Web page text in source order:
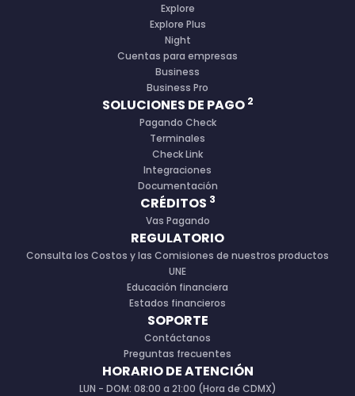
Explore
Explore Plus
Night
Cuentas para empresas
Business
Business Pro
SOLUCIONES DE PAGO 2
Pagando Check
Terminales
Check Link
Integraciones
Documentación
CRÉDITOS 3
Vas Pagando
REGULATORIO
Consulta los Costos y las Comisiones de nuestros productos
UNE
Educación financiera
Estados financieros
SOPORTE
Contáctanos
Preguntas frecuentes
HORARIO DE ATENCIÓN
LUN - DOM: 08:00 a 21:00 (Hora de CDMX)